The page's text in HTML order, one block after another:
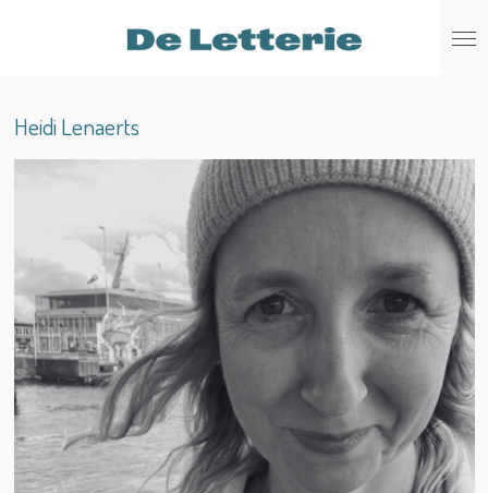
hoofdinhoud
Heidi Lenaerts